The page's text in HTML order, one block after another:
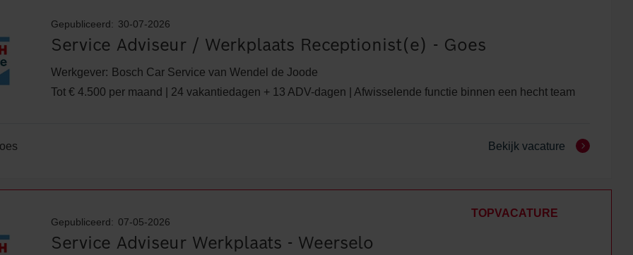
Gepubliceerd: 30-07-2026
Service Adviseur / Werkplaats Receptionist(e) - Goes
Werkgever: Bosch Car Service van Wendel de Joode
Tot € 4.500 per maand | 24 vakantiedagen + 13 ADV-dagen | Afwisselende functie binnen een hecht team
Bekijk vacature
Gepubliceerd: 07-05-2026
Service Adviseur Werkplaats - Weerselo
TOPVACATURE